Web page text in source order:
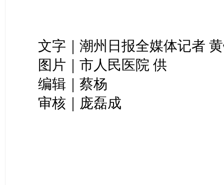
文字｜潮州日报全媒体记者
图片｜市人民医院 供
编辑｜蔡杨
审核｜庞磊成